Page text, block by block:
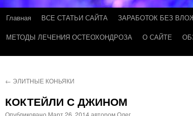
Главная ВСЕ СТАТЬИ САЙТА ЗАРАБОТОК БЕЗ
МЕТОДЫ ЛЕЧЕНИЯ ОСТЕОХОНДРОЗА
О САЙТЕ
← ЭЛИТНЫЕ КОНЬЯКИ
КОКТЕЙЛИ С ДЖИНОМ
Опубликовано Март 26, 2014авторомОлег